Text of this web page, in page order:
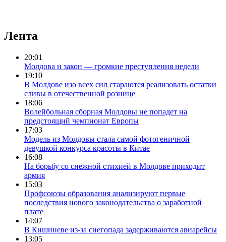
Лента
20:01
Молдова и закон — громкие преступления недели
19:10
В Молдове изо всех сил стараются реализовать остатки
сливы в отечественной рознице
18:06
Волейбольная сборная Молдовы не попадет на
предстоящий чемпионат Европы
17:03
Модель из Молдовы стала самой фотогеничной
девушкой конкурса красоты в Китае
16:08
На борьбу со снежной стихией в Молдове приходит
армия
15:03
Профсоюзы образования анализируют первые
последствия нового законодательства о заработной
плате
14:07
В Кишиневе из-за снегопада задерживаются авиарейсы
13:05